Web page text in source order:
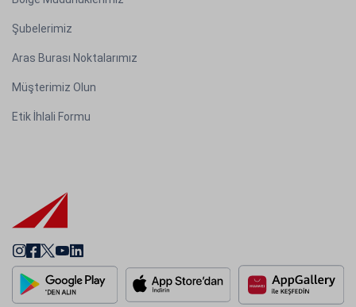
Şubelerimiz
Aras Burası Noktalarımız
Müşterimiz Olun
Etik İhlali Formu